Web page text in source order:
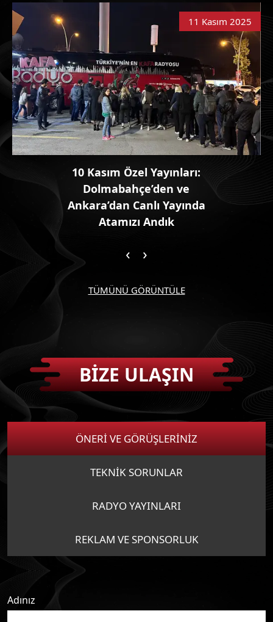
11 Kasım 2025
10 Kasım Özel Yayınları:
Dolmabahçe’den ve
Ankara’dan Canlı Yayında
Atamızı Andık
‹ ›
TÜMÜNÜ GÖRÜNTÜLE
BİZE ULAŞIN
ÖNERİ VE GÖRÜŞLERİNİZ
TEKNİK SORUNLAR
RADYO YAYINLARI
REKLAM VE SPONSORLUK
Adınız